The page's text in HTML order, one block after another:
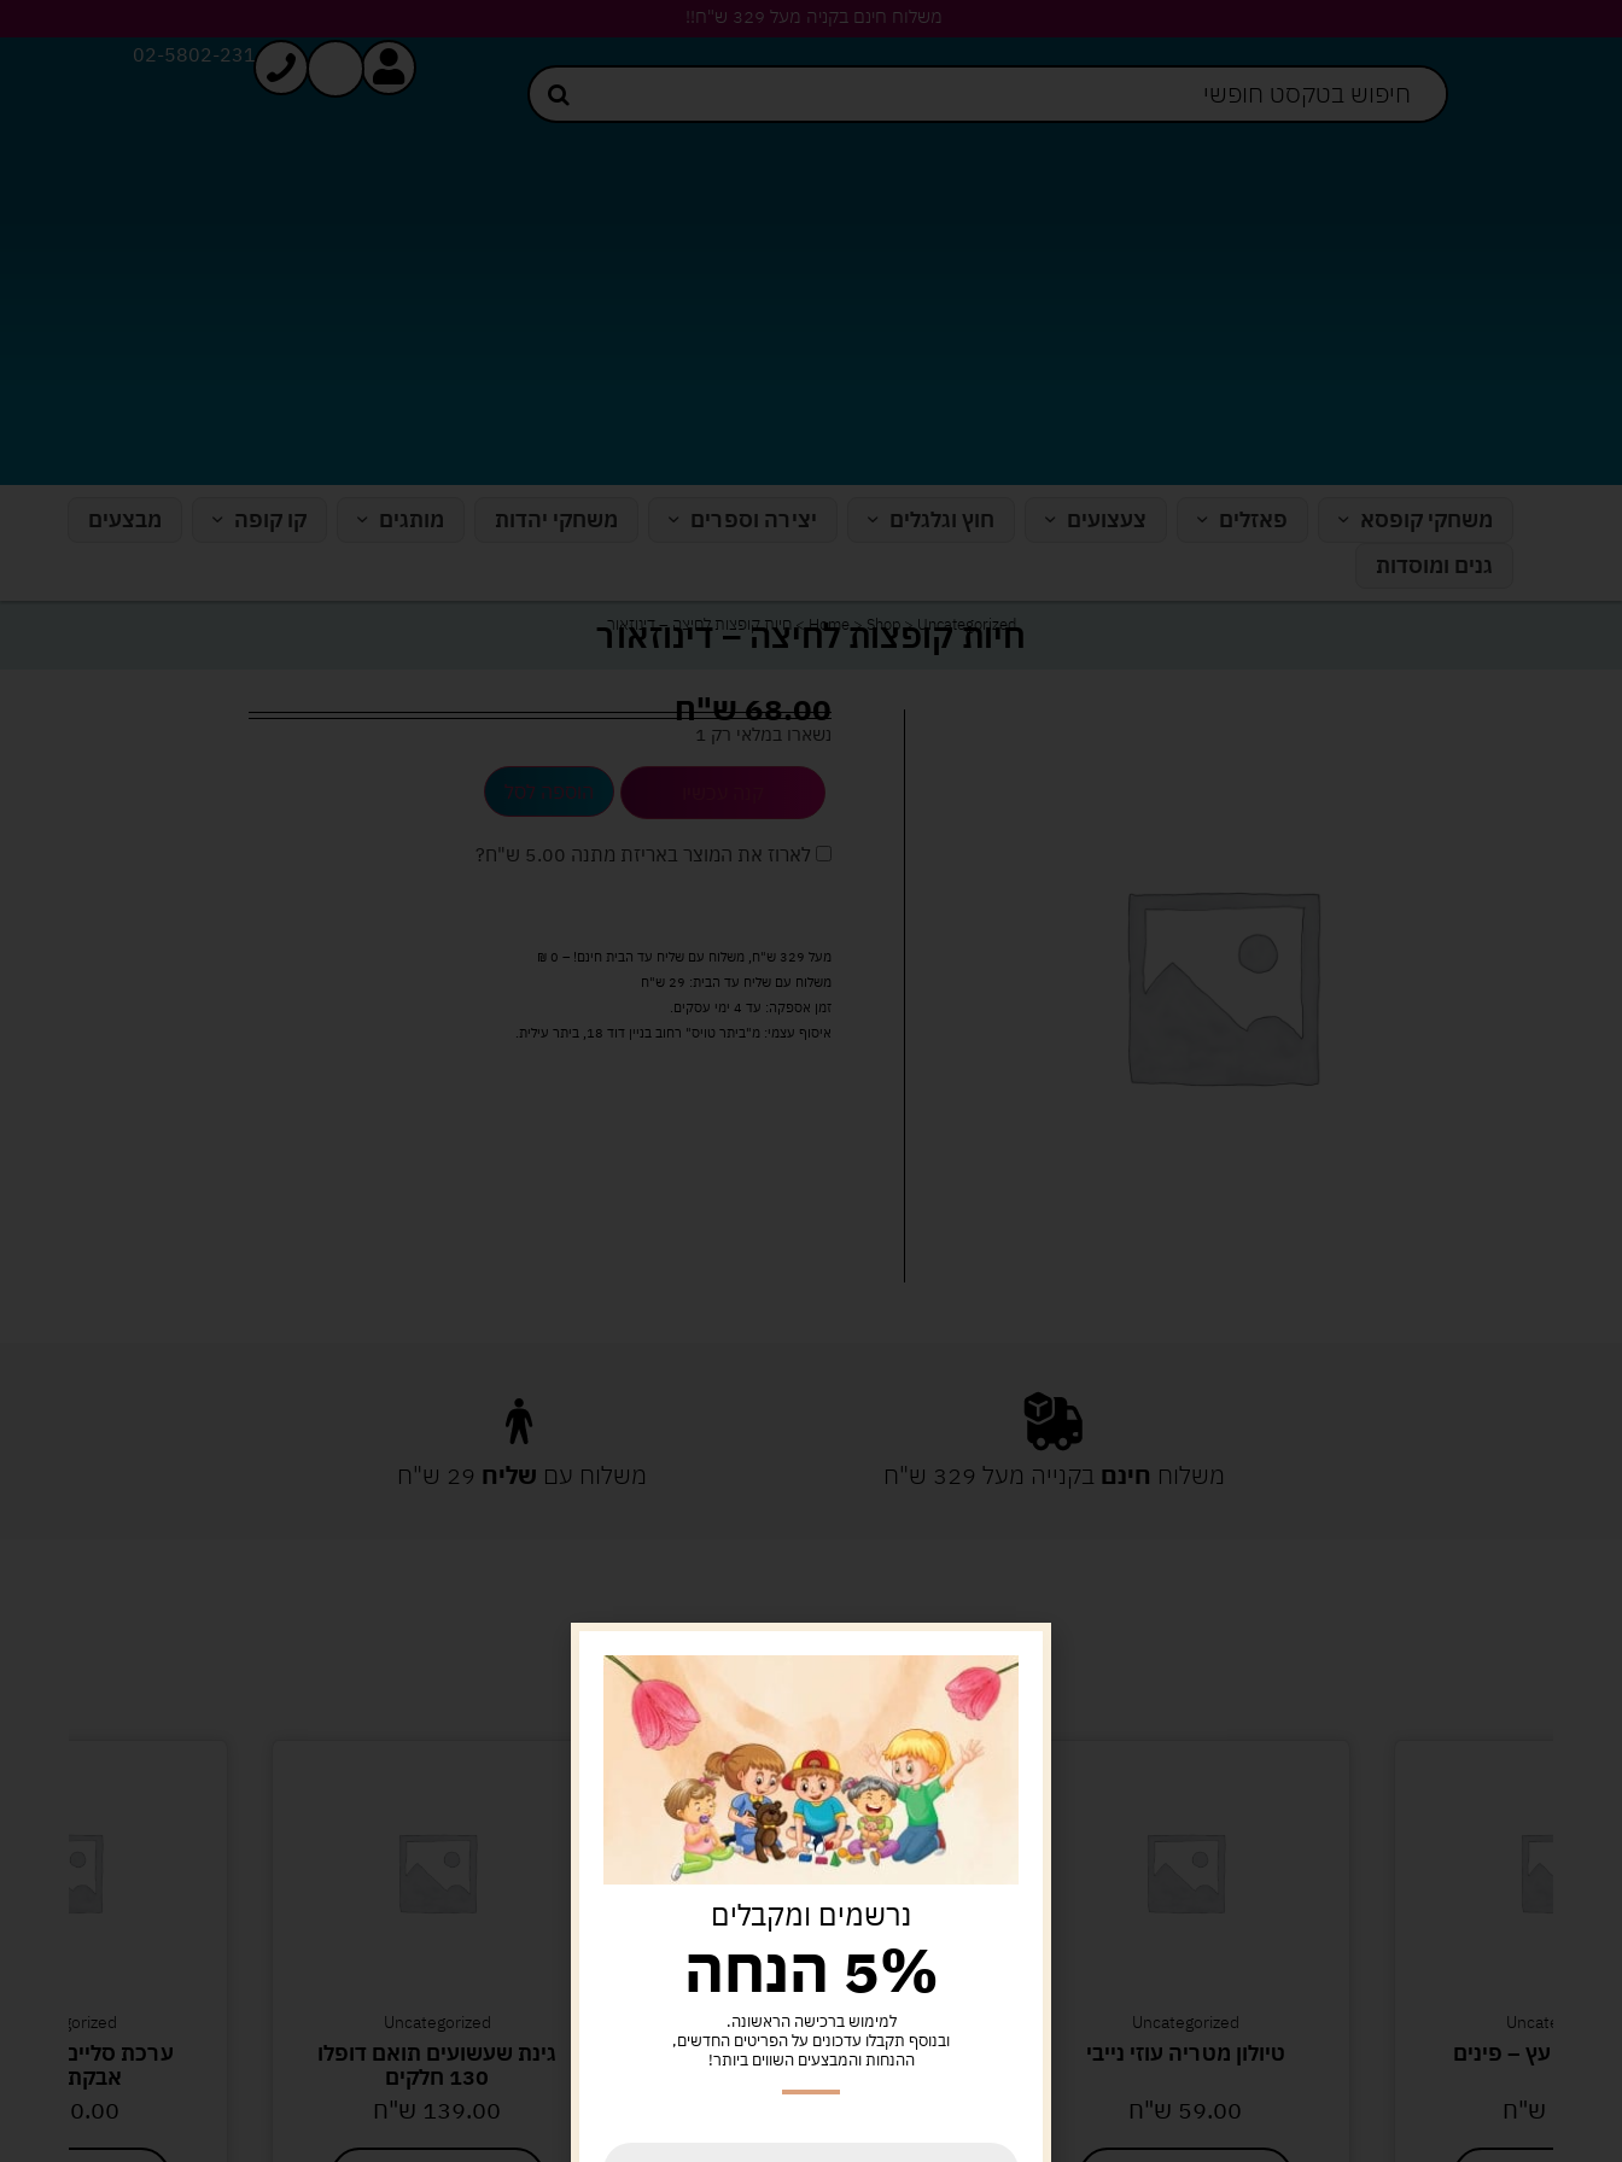
משלוח חינם בקניה מעל 329 ש"ח!!
02-5802-231
משחקי קופסא פאזלים צעצועים חוץ וגלגלים יצירה וספרים משחקי יהדות מותגים קו קופה
מבצעים
גנים ומוסדות
Home>Shop>Uncategorized
>חיות קופצות לחיצה – דינוזאור
חיות קופצות לחיצה – דינוזאור
68.00ש"ח
נשארו במלאי רק 1
הוספה לסל
לארוז את המוצר באריזת מתנה 5.00 ש"ח ?
מעל 329 ש"ח, משלוח עם שליח עד הבית חינם! – 0 ₪
משלוח עם שליח עד הבית: 29 ש"ח
זמן אספקה: עד 4 ימי עסקים.
איסוף עצמי: מ"ביתר טויס" רחוב בניין דוד 18, ביתר עילית.
משלוח חינם בקנייה מעל 329 ש"ח משלוח עם שליח 29 ש"ח
מוצרים קשורים
Uncategorized
דגם עץ – פינים
ש"ח
Uncategorized
טיולון מטריה עוזי נייבי
59.00 ש"ח
Uncategorized
לפני אחרי ומה שבינהם
Uncategorized
גינת שעשועים תואם דופלו
130 חלקים
139.00 ש"ח
Uncategorized
ערכת סליים
אבקת כביסה
50.00
נרשמים ומקבלים
5% הנחה
למימוש ברכישה הראשונה.
ובנוסף תקבלו עדכונים על הפריטים החדשים,
ההנחות והמבצעים השווים ביותר!